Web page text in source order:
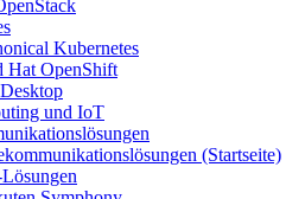
Kubernetes
Hat OpenShift
und IoT
(Startseite)